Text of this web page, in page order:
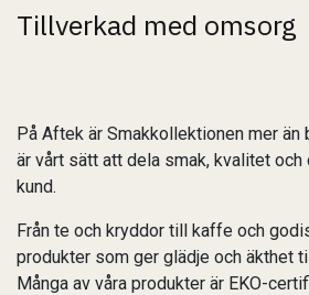
Tillverkad med omsorg
På Aftek är Smakkollektionen mer
är vårt sätt att dela smak, kvalitet och
kund.
Från te och kryddor till kaffe och
produkter som ger glädje och äkthet
Många av våra produkter är EKO-